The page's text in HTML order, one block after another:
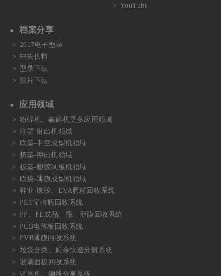
YouTube
应用领域
粉碎机、破碎机更多应用领域
注塑-射出机领域
吹塑-中空成型机领域
挤塑-押出机领域
板塑-塑胶制板机领域
吹袋-薄膜成型机领域
鞋业-橡胶、EVA磨粉回收系统
PET宝特瓶回收系统
PP、PE成品、瓶、薄膜回收系统
PCB电路板回收系统
PVB薄膜回收系统
垃圾分类、厨余快速分解系统
玻璃面板回收系统
铜米机、铜线分离系统
档案分享
2017电子型录
中央供料
型录下载
影片下载